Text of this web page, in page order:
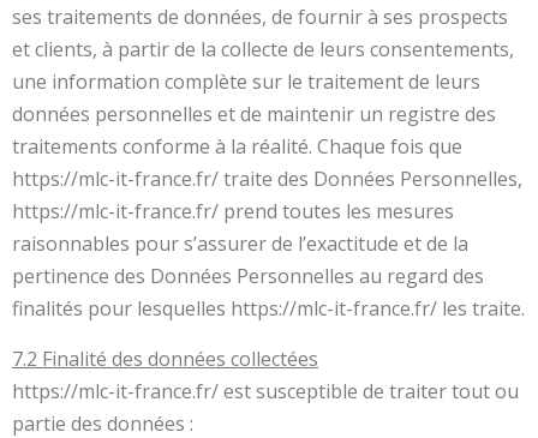
ses traitements de données, de fournir à ses prospects
et clients, à partir de la collecte de leurs consentements,
une information complète sur le traitement de leurs
données personnelles et de maintenir un registre des
traitements conforme à la réalité. Chaque fois que
https://mlc-it-france.fr/ traite des Données Personnelles,
https://mlc-it-france.fr/ prend toutes les mesures
raisonnables pour s’assurer de l’exactitude et de la
pertinence des Données Personnelles au regard des
finalités pour lesquelles https://mlc-it-france.fr/ les traite.
7.2 Finalité des données collectées
https://mlc-it-france.fr/ est susceptible de traiter tout ou
partie des données :